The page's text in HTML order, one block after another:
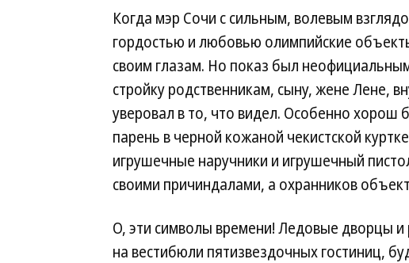
Когда мэр Сочи с сильным, волевым
гордостью и любовью олимпийские
своим глазам. Но показ был
стройку родственникам, сыну, жене Лене,
уверовал в то, что видел. Особенно хорош
парень в черной кожаной чекистской
игрушечные наручники и игрушечный
своими причиндалами, а охранников
О, эти символы времени! Ледовые дворцы
на вестибюли пятизвездочных гостиниц,